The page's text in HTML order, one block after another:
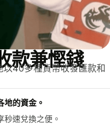
款兼慳錢
40多種貨幣收發匯款和
地的資金。
速兌換之便。